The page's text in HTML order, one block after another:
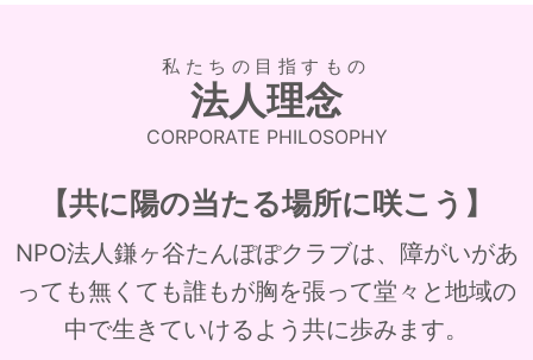
私たちの目指すもの
法人理念
【共に陽の当たる場所に咲こう】
NPO法人鎌ヶ谷たんぽぽクラブは、障がいがあ
っても無くても誰もが胸を張って堂々と地域の
中で生きていけるよう共に歩みます。